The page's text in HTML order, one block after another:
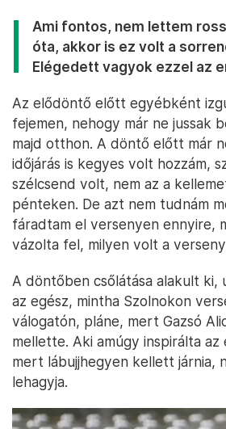
Ami fontos, nem lettem
óta, akkor is ez volt a
Elégedett vagyok ezzel az
Az elődöntő előtt egyébként
fejemen, nehogy már ne jussak
majd otthon. A döntő előtt már
időjárás is kegyes volt hozzám,
szélcsend volt, nem az a
pénteken. De azt nem tudnám
fáradtam el versenyen ennyire,
vázolta fel, milyen volt a
A döntőben csőlátása alakult ki,
az egész, mintha Szolnokon
válogatón, pláne, mert Gazsó
mellette. Aki amúgy inspirálta
mert lábujjhegyen kellett járnia,
lehagyja.